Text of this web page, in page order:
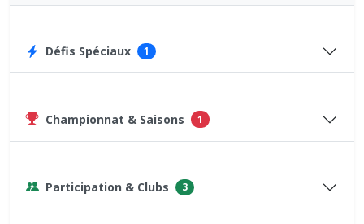
Défis Spéciaux 1
Championnat & Saisons 1
Participation & Clubs 3